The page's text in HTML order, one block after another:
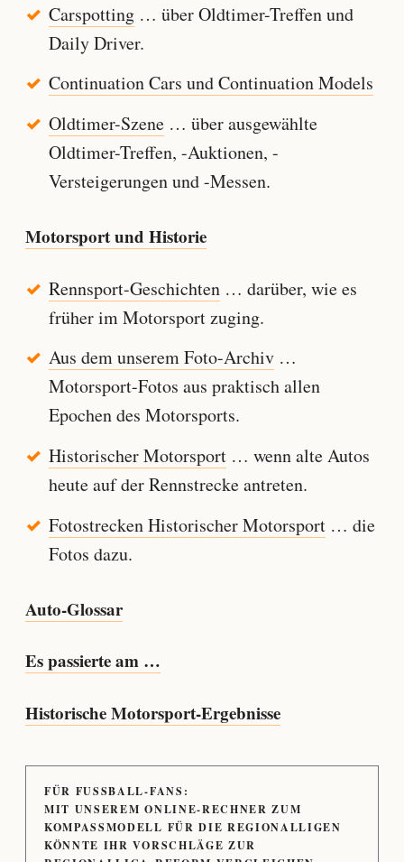
Carspotting… über Oldtimer-Treffen und
Daily Driver.
Continuation Cars und Continuation Models
Oldtimer-Szene… über ausgewählte
Oldtimer-Treffen, -Auktionen, -
Versteigerungen und -Messen.
Motorsport und Historie
Rennsport-Geschichten… darüber, wie es
früher im Motorsport zuging.
Aus dem unserem Foto-Archiv…
Motorsport-Fotos aus praktisch allen
Epochen des Motorsports.
Historischer Motorsport… wenn alte Autos
heute auf der Rennstrecke antreten.
Fotostrecken Historischer Motorsport… die
Fotos dazu.
Auto-Glossar
Es passierte am …
Historische Motorsport-Ergebnisse
FÜR FUSSBALL-FANS:
MIT UNSEREM ONLINE-RECHNER ZUM
KOMPASSMODELL FÜR DIE REGIONALLIGEN
KÖNNTE IHR VORSCHLÄGE ZUR